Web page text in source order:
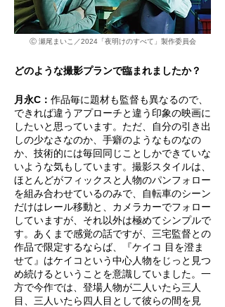
Ⓒ 瀬尾まいこ／2024「夜明けのすべて」製作委員会
どのような撮影プランで臨まれましたか？
月永C： 作品毎に題材も監督も異なるので、
できれば違うアプローチと違う印象の映画に
したいと思っています。ただ、自分の引き出
しの少なさなのか、手癖のようなものなの
か、技術的には毎回同じことしかできていな
いような気もしています。撮影スタイルは、
ほとんどがフィックスと人物のパンフォロー
を組み合わせているのみで、自転車のシーン
だけはレール移動と、カメラカーでフォロー
していますが、それ以外は極めてシンプルで
す。あくまで感覚の話ですが、三宅監督との
作品で限定するならば、『ケイコ 目を澄ま
せて』はケイコという中心人物をじっと見つ
め続けるということを意識していました。一
方で今作では、登場人物が二人いたら三人
目、三人いたら四人目として彼らの間を見